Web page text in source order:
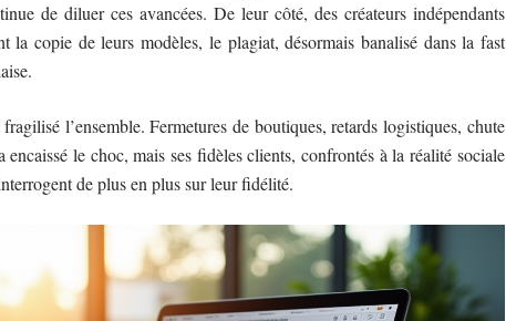
de diluer ces avancées. De leur côté, des créateurs indépendants
la copie de leurs modèles, le plagiat, désormais banalisé dans la fast
l’ensemble. Fermetures de boutiques, retards logistiques, chute
encaissé le choc, mais ses fidèles clients, confrontés à la réalité sociale
de plus en plus sur leur fidélité.